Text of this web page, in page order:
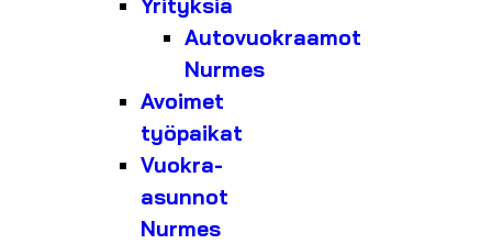
Yrityksiä
Autovuokraamot
Nurmes
Avoimet
työpaikat
Vuokra-
asunnot
Nurmes